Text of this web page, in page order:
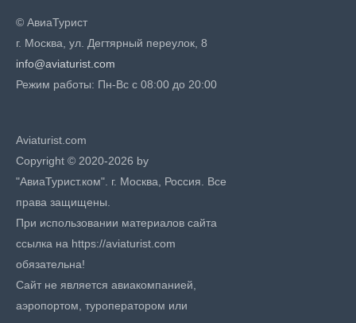
© АвиаТурист
г. Москва, ул. Дегтярный переулок, 8
info@aviaturist.com
Режим работы: Пн-Вс с 08:00 до 20:00
Aviaturist.com
Copyright © 2020-2026 by
"АвиаТурист.ком". г. Москва, Россия. Все
права защищены.
При использовании материалов сайта
ссылка на https://aviaturist.com
обязательна!
Сайт не является авиакомпанией,
аэропортом, туроператором или